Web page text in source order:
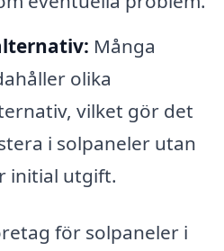
Många
olika
vilket gör det
i solpaneler utan
initial utgift.
för solpaneler i